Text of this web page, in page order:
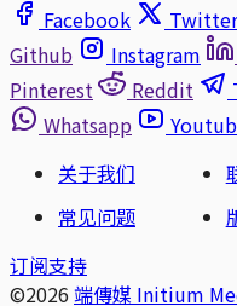
Facebook
Twitter
Github
Instagram
Pinterest
Reddit
Whatsapp
关于我们
常见问题
订阅支持
©2026 端傳媒 Initium